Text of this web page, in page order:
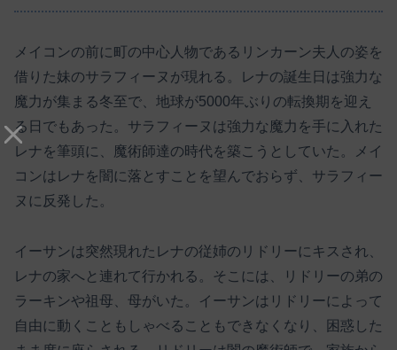
メイコンの前に町の中心人物であるリンカーン夫人の姿を
借りた妹のサラフィーヌが現れる。レナの誕生日は強力な
魔力が集まる冬至で、地球が5000年ぶりの転換期を迎え
る日でもあった。サラフィーヌは強力な魔力を手に入れた
レナを筆頭に、魔術師達の時代を築こうとしていた。メイ
コンはレナを闇に落とすことを望んでおらず、サラフィー
ヌに反発した。
イーサンは突然現れたレナの従姉のリドリーにキスされ、
レナの家へと連れて行かれる。そこには、リドリーの弟の
ラーキンや祖母、母がいた。イーサンはリドリーによって
自由に動くこともしゃべることもできなくなり、困惑した